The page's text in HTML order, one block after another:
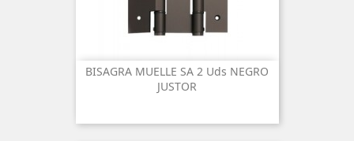
BISAGRA MUELLE SA 2 Uds NEGRO
JUSTOR